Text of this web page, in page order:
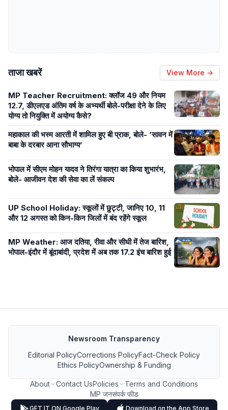
ताजा खबरें View More →
MP Teacher Recruitment: क्लॉज 49 और नियम
12.7, डीएलएड अंतिम वर्ष के अभ्यर्थी बोले-परीक्षा देने के लिए
योग्य तो नियुक्ति में अयोग्य कैसे?
महाकाल की भस्म आरती में शामिल हुए बी प्राक, बोले- ‘सावन में
बाबा के दरबार आना सौभाग्य’
भोपाल में सीएम मोहन यादव ने तिरंगा यात्रा का किया शुभारंभ,
बोले- आजीवन देश की सेवा का लें संकल्प
UP School Holiday: स्कूलों में छुट्टी, जानिए 10, 11
और 12 अगस्त को किन-किन जिलों में बंद रहेंगे स्कूल
MP Weather: आज दतिया, रीवा और सीधी में तेज बारिश,
भोपाल-इंदौर में बूंदाबांदी, प्रदेश में अब तक 17.2 इंच बारिश हुई
Newsroom Transparency
Editorial PolicyCorrections PolicyFact-Check Policy
Ethics PolicyOwnership & Funding
About Contact UsPolicies
Terms and Conditions
MP जनसंपर्क फीड
GET IT ON Google Play Download on the App Store